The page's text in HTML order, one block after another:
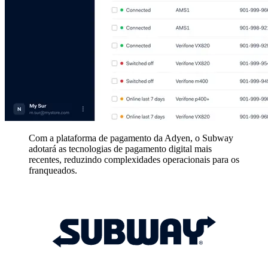
Com a plataforma de pagamento da Adyen, o Subway
adotará as tecnologias de pagamento digital mais
recentes, reduzindo complexidades operacionais para os
franqueados.